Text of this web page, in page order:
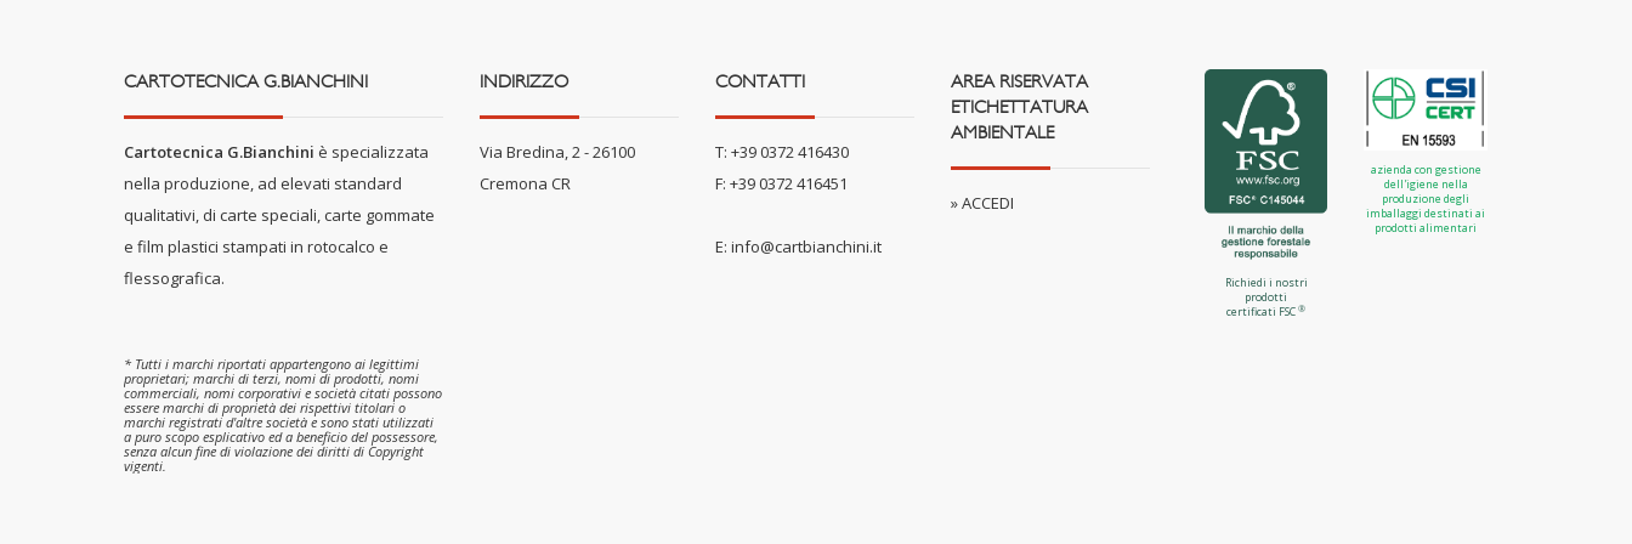
CARTOTECNICA G.BIANCHINI
Cartotecnica G.Bianchini è specializzata
nella produzione, ad elevati standard
qualitativi, di carte speciali, carte gommate
e film plastici stampati in rotocalco e
flessografica.
* Tutti i marchi riportati appartengono ai legittimi
proprietari; marchi di terzi, nomi di prodotti, nomi
commerciali, nomi corporativi e società citati possono
essere marchi di proprietà dei rispettivi titolari o
marchi registrati d'altre società e sono stati utilizzati
a puro scopo esplicativo ed a beneficio del possessore,
senza alcun fine di violazione dei diritti di Copyright
vigenti.
INDIRIZZO
Via Bredina, 2 - 26100
Cremona CR
CONTATTI
T: +39 0372 416430
F: +39 0372 416451
E: info@cartbianchini.it
AREA RISERVATA
ETICHETTATURA
AMBIENTALE
» ACCEDI
Richiedi i nostri
prodotti
certificati FSC®
azienda con gestione
dell'igiene nella
produzione degli
imballaggi destinati ai
prodotti alimentari